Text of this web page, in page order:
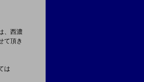
、西濃
て頂き
は